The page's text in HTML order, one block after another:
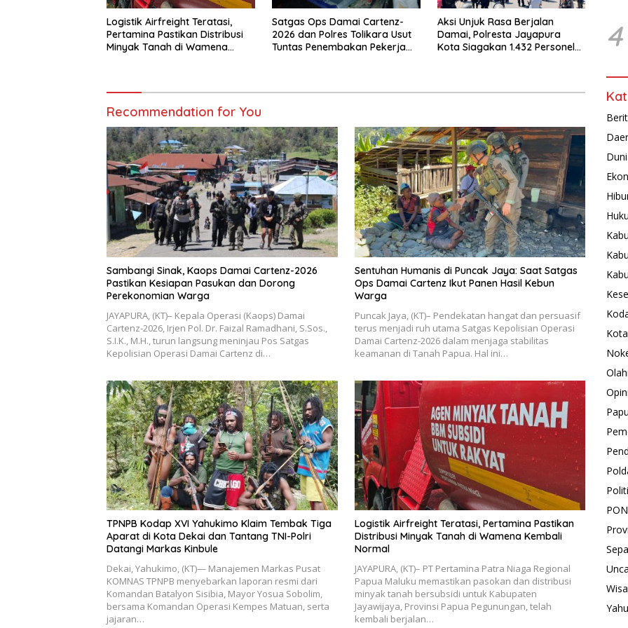
Logistik Airfreight Teratasi,
Pertamina Pastikan Distribusi
Minyak Tanah di Wamena
Satgas Ops Damai Cartenz-
2026 dan Polres Tolikara Usut
Tuntas Penembakan Pekerja
Aksi Unjuk Rasa Berjalan
Damai, Polresta Jayapura
Kota Siagakan 1.432 Personel
Recommendation for You
Sambangi Sinak, Kaops Damai Cartenz-2026
Pastikan Kesiapan Pasukan dan Dorong
Perekonomian Warga
JAYAPURA, (KT)– Kepala Operasi (Kaops) Damai
Cartenz-2026, Irjen Pol. Dr. Faizal Ramadhani, S.Sos.,
S.I.K., M.H., turun langsung meninjau Pos Satgas
Kepolisian Operasi Damai Cartenz di…
Sentuhan Humanis di Puncak Jaya: Saat Satgas
Ops Damai Cartenz Ikut Panen Hasil Kebun
Warga
Puncak Jaya, (KT)– Pendekatan hangat dan persuasif
terus menjadi ruh utama Satgas Kepolisian Operasi
Damai Cartenz-2026 dalam menjaga stabilitas
keamanan di Tanah Papua. Hal ini…
TPNPB Kodap XVI Yahukimo Klaim Tembak Tiga
Aparat di Kota Dekai dan Tantang TNI-Polri
Datangi Markas Kinbule
Dekai, Yahukimo, (KT)— Manajemen Markas Pusat
KOMNAS TPNPB menyebarkan laporan resmi dari
Komandan Batalyon Sisibia, Mayor Yosua Sobolim,
bersama Komandan Operasi Kempes Matuan, serta
jajaran…
Logistik Airfreight Teratasi, Pertamina Pastikan
Distribusi Minyak Tanah di Wamena Kembali
Normal
JAYAPURA, (KT)– PT Pertamina Patra Niaga Regional
Papua Maluku memastikan pasokan dan distribusi
minyak tanah bersubsidi untuk Kabupaten
Jayawijaya, Provinsi Papua Pegunungan, telah
kembali berjalan…
4